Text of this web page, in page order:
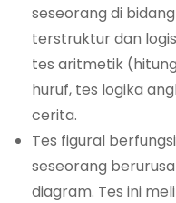
seseorang di
terstruktur dan
tes aritmetik
huruf, tes logika
cerita.
Tes figural
seseorang
diagram. Tes ini